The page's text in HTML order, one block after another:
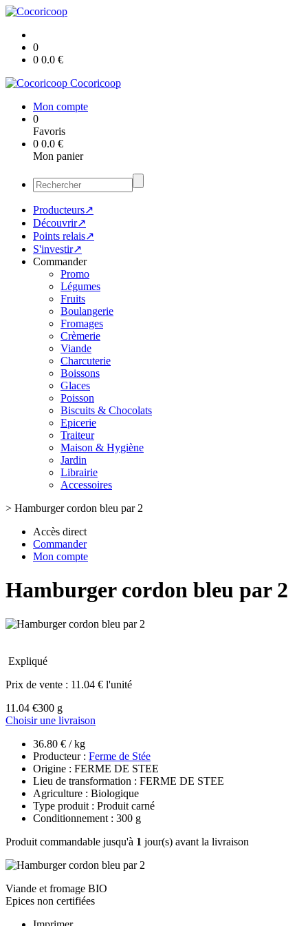
0
0 0.0 €
Cocoricoop
Mon compte
0
Favoris
0 0.0 €
Mon panier
Producteurs↗
Découvrir↗
Points relais↗
S'investir↗
Commander
Promo
Légumes
Fruits
Boulangerie
Fromages
Crèmerie
Viande
Charcuterie
Boissons
Glaces
Poisson
Biscuits & Chocolats
Epicerie
Traiteur
Maison & Hygiène
Jardin
Librairie
Accessoires
> Hamburger cordon bleu par 2
Accès direct
Commander
Mon compte
Hamburger cordon bleu par 2
Expliqué
Prix de vente : 11.04 € l'unité
11.04 €300 g
Choisir une livraison
36.80 € / kg
Producteur : Ferme de Stée
Origine : FERME DE STEE
Lieu de transformation : FERME DE STEE
Agriculture : Biologique
Type produit : Produit carné
Conditionnement : 300 g
Produit commandable jusqu'à 1 jour(s) avant la livraison
Viande et fromage BIO
Epices non certifiées